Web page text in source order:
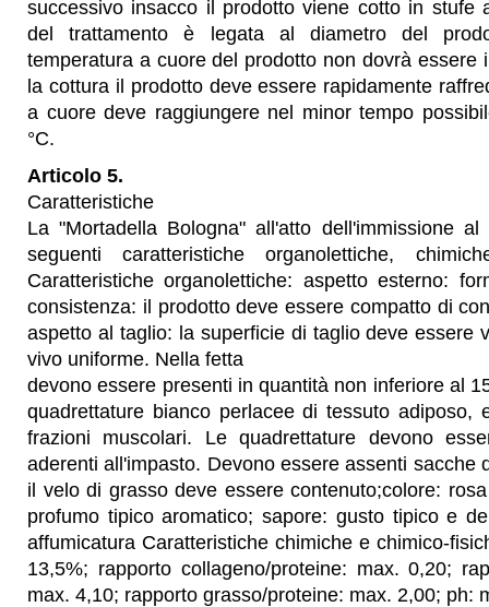
successivo insacco il prodotto viene cotto in stufe
del trattamento è legata al diametro del
temperatura a cuore del prodotto non dovrà essere
la cottura il prodotto deve essere rapidamente
a cuore deve raggiungere nel minor tempo
°C.
Articolo 5.
Caratteristiche
La "Mortadella Bologna" all'atto dell'immissione
seguenti caratteristiche organolettiche,
Caratteristiche organolettiche: aspetto esterno:
consistenza: il prodotto deve essere compatto di
aspetto al taglio: la superficie di taglio deve essere
vivo uniforme. Nella fetta
devono essere presenti in quantità non inferiore al
quadrettature bianco perlacee di tessuto adiposo,
frazioni muscolari. Le quadrettature devono
aderenti all'impasto. Devono essere assenti sacche
il velo di grasso deve essere contenuto;colore:
profumo tipico aromatico; sapore: gusto tipico e
affumicatura Caratteristiche chimiche e chimico-
13,5%; rapporto collageno/proteine: max. 0,20;
max. 4,10; rapporto grasso/proteine: max. 2,00; ph: